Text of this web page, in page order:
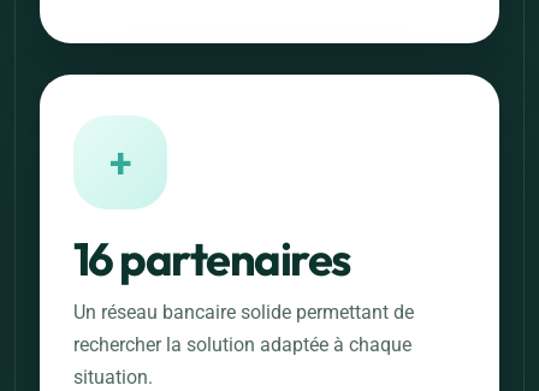
+
16 partenaires
Un réseau bancaire solide permettant de
rechercher la solution adaptée à chaque
situation.